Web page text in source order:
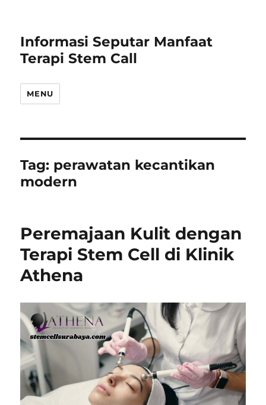
Informasi Seputar Manfaat
Terapi Stem Call
MENU
Tag: perawatan kecantikan
modern
Peremajaan Kulit dengan
Terapi Stem Cell di Klinik
Athena